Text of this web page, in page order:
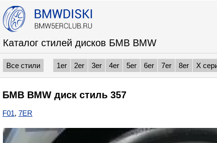
Каталог стилей дисков БМВ BMW
Все стили 1er 2er 3er 4er 5er 6er 7er 8er X
БМВ BMW диск стиль 357
F01, 7ER